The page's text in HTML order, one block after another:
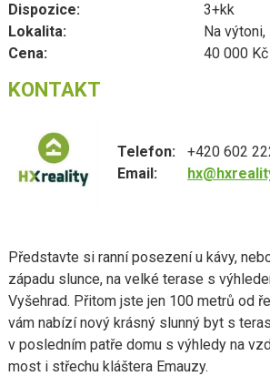
Dispozice:
3+kk
Lokalita:
Na výtoni,
Cena:
40 000
KONTAKT
Telefon:
+420 602
Email:
Představte si ranní posezení u kávy,
západu slunce, na velké terase s
Vyšehrad. Přitom jste jen 100 metrů od
vám nabízí nový krásný slunný byt s
v posledním patře domu s výhledy na
most i střechu kláštera Emauzy.